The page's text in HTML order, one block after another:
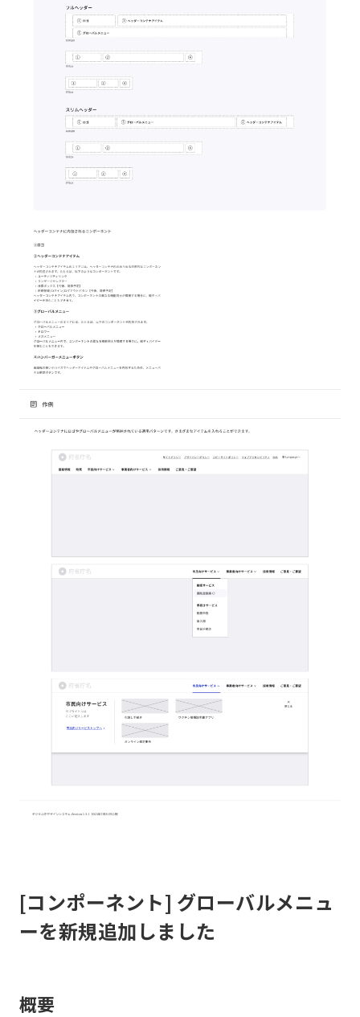
[コンポーネント] グローバルメニュ
ーを新規追加しました
概要